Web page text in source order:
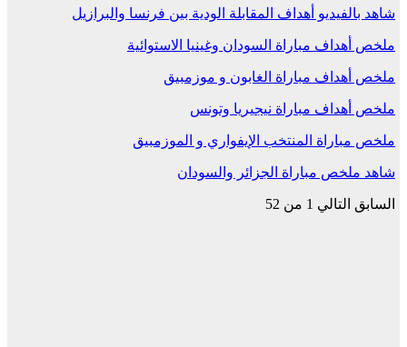
شاهد بالفيديو أهداف المقابلة الودية بين فرنسا والبرازيل
ملخص أهداف مباراة السودان وغينيا الاستوائية
ملخص أهداف مباراة الغابون و موزمبيق
ملخص أهداف مباراة نيجيريا وتونس
ملخص مباراة المنتخب الإيفواري و الموزمبيق
شاهد ملخص مباراة الجزائر والسودان
السابق التالي 1 من 52